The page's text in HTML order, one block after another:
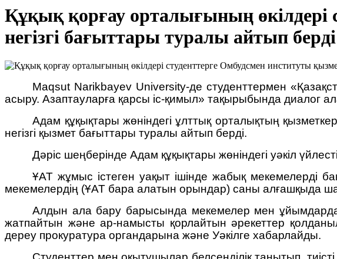
Құқық қорғау орталығының өкілдері
негізгі бағыттары туралы айтып берді
Maqsut Narikbayev University-де студенттермен
асыру. Азаптауларға қарсы іс-қимыл» тақырыбында диалог
Адам құқықтары жөніндегі ұлттық орталықтың
негізгі қызмет бағыттары туралы айтып берді.
Дәріс шеңберінде Адам құқықтары жөніндегі уәкіл
ҰАТ жұмыс істеген уақыт ішінде жабық
мекемелердің (ҰАТ бара алатын орындар) саны алғашқыда
Алдын ала бару барысында мекемелер мен ұйымдарда
жатпайтын және ар-намысты қорлайтын әрекеттер
дереу прокуратура органдарына және Уәкілге хабарлайды.